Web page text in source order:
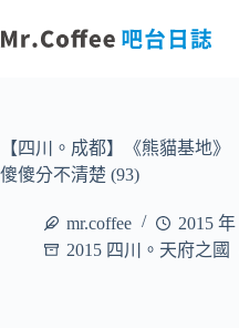
至
容【四川。成都】《熊貓基地》
傻傻分不清楚 (93)
mr.coffee
2015 年
2015 四川。天府之國